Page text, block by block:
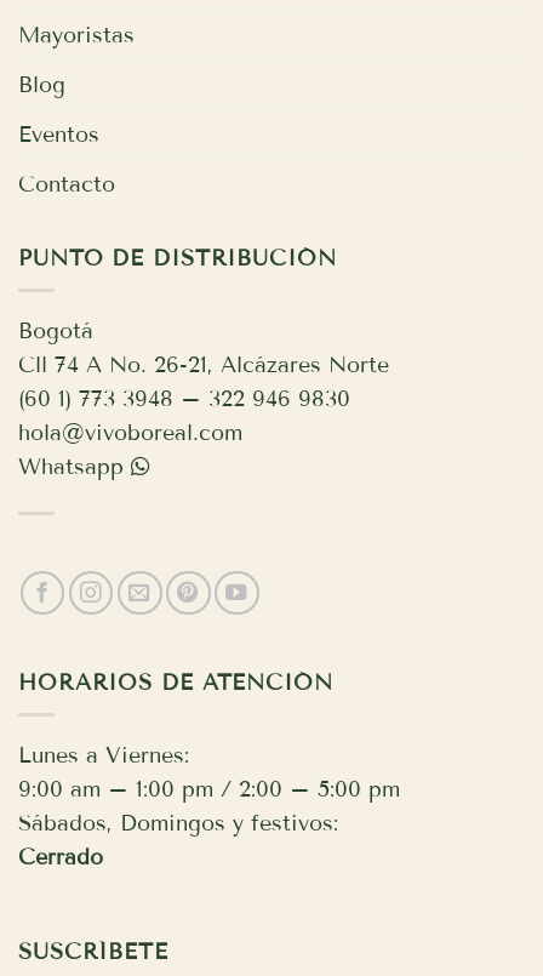
Mayoristas
Blog
Eventos
Contacto
PUNTO DE DISTRIBUCIÓN
Bogotá
Cll 74 A No. 26-21, Alcázares Norte
(60 1) 773 3948 – 322 946 9830
hola@vivoboreal.com
Whatsapp
HORARIOS DE ATENCIÓN
Lunes a Viernes:
9:00 am – 1:00 pm / 2:00 – 5:00 pm
Sábados, Domingos y festivos:
Cerrado
SUSCRÍBETE